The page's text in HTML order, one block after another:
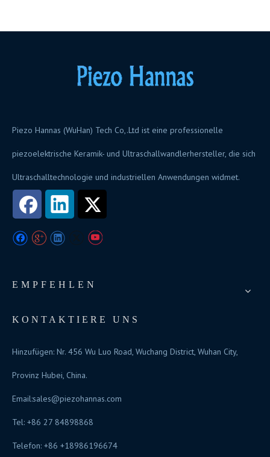
Piezo Hannas (WuHan) Tech Co,.Ltd ist eine professionelle
piezoelektrische Keramik- und Ultraschallwandlerhersteller, die sich
Ultraschalltechnologie und industriellen Anwendungen widmet.
EMPFEHLEN
KONTAKTIERE UNS
Hinzufügen: Nr. 456 Wu Luo Road, Wuchang District, Wuhan City,
Provinz Hubei, China.
Email:sales@piezohannas.com
Tel: +86 27 84898868
Telefon: +86 +18986196674